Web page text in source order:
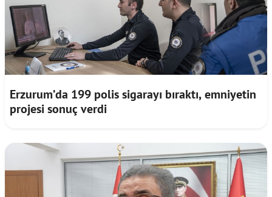
Erzurum’da 199 polis sigarayı bıraktı, emniyetin
projesi sonuç verdi